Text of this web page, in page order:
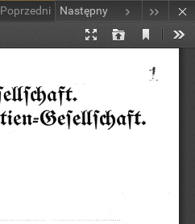
Poprzedni Następny